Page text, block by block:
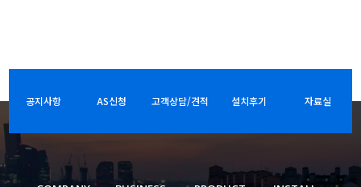
공지사항 AS신청 고객상담/견적 설치후기 자료실